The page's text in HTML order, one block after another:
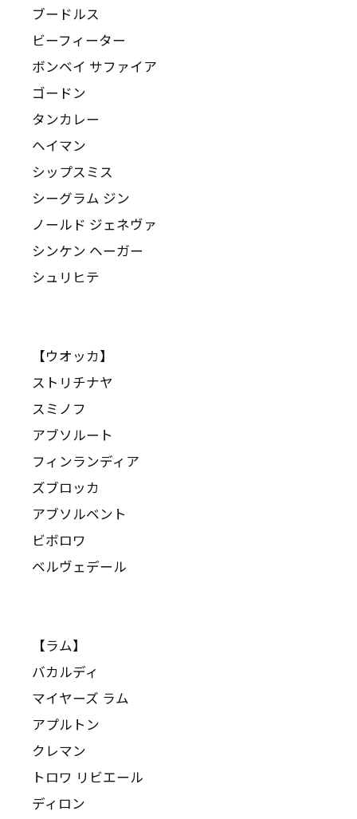
ブードルス
ビーフィーター
ボンベイ サファイア
ゴードン
タンカレー
ヘイマン
シップスミス
シーグラム ジン
ノールド ジェネヴァ
シンケン ヘーガー
シュリヒテ
【ウオッカ】
ストリチナヤ
スミノフ
アブソルート
フィンランディア
ズブロッカ
アブソルベント
ビボロワ
ベルヴェデール
【ラム】
バカルディ
マイヤーズ ラム
アプルトン
クレマン
トロワ リビエール
ディロン